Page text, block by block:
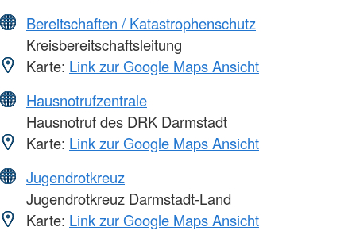
Bereitschaften / Katastrophenschutz
Kreisbereitschaftsleitung
Karte: Link zur Google Maps Ansicht
Hausnotrufzentrale
Hausnotruf des DRK Darmstadt
Karte: Link zur Google Maps Ansicht
Jugendrotkreuz
Jugendrotkreuz Darmstadt-Land
Karte: Link zur Google Maps Ansicht